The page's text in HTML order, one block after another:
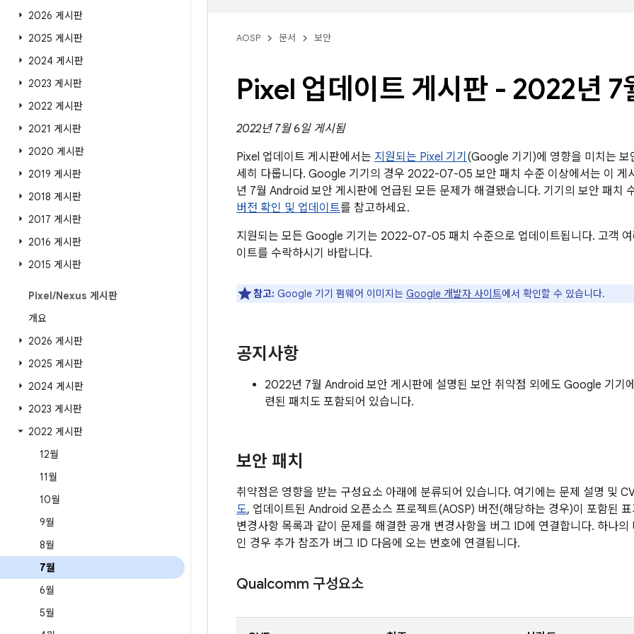
2026 게시판
2025 게시판
2024 게시판
2023 게시판
2022 게시판
2021 게시판
2020 게시판
2019 게시판
2018 게시판
2017 게시판
2016 게시판
2015 게시판
Pixel/Nexus 게시판
개요
2026 게시판
2025 게시판
2024 게시판
2023 게시판
2022 게시판
12월
11월
10월
9월
8월
7월
6월
5월
AOSP 문서 보안
Pixel 업데이트 게시판 - 2022년 7
2022년 7월 6일 게시됨
Pixel 업데이트 게시판에서는 지원되는 Pixel 기기 (Google 기기)에 영향을 미치는
세히 다룹니다. Google 기기의 경우 2022-07-05 보안 패치 수준 이상에서는 이 게
년 7월 Android 보안 게시판에 언급된 모든 문제가 해결됐습니다. 기기의 보안 패치
버전 확인 및 업데이트를 참고하세요.
지원되는 모든 Google 기기는 2022-07-05 패치 수준으로 업데이트됩니다. 고객
이트를 수락하시기 바랍니다.
참고: Google 기기 펌웨어 이미지는 Google 개발자 사이트에서 확인할 수 있습니다.
공지사항
2022년 7월 Android 보안 게시판에 설명된 보안 취약점 외에도 Google 기기
련된 패치도 포함되어 있습니다.
보안 패치
취약점은 영향을 받는 구성요소 아래에 분류되어 있습니다. 여기에는 문제 설명 및
도, 업데이트된 Android 오픈소스 프로젝트(AOSP) 버전(해당하는 경우)이 포함된
변경사항 목록과 같이 문제를 해결한 공개 변경사항을 버그 ID에 연결합니다. 하나
인 경우 추가 참조가 버그 ID 다음에 오는 번호에 연결됩니다.
Qualcomm 구성요소